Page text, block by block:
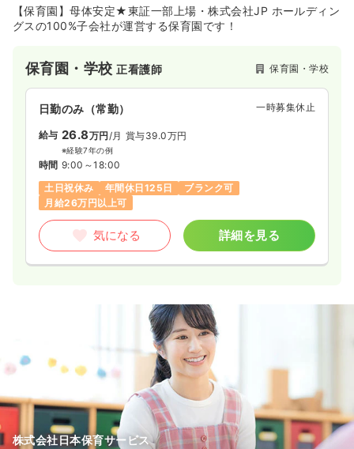
気になる 詳細を見る
救急外来
31.3〜39.0
※経験5年の例
年間休日121日
4週8休以上
気になる 詳細を見る
【保育園】母体安定★東証一部上場・株式会社JP ホールディン
グスの100%子会社が運営する保育園です！
保育園・学校正看護師 保育園・学校
日勤のみ（常勤） 一時募集休止
給与 26.8万円/月 賞与39.0万円
※経験7年の例
時間 9:00～18:00
土日祝休み
年間休日125日
ブランク可
月給26万円以上可
気になる 詳細を見る
株式会社日本保育サービス